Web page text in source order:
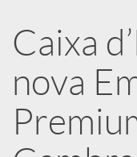
b
l
Caixa
nova